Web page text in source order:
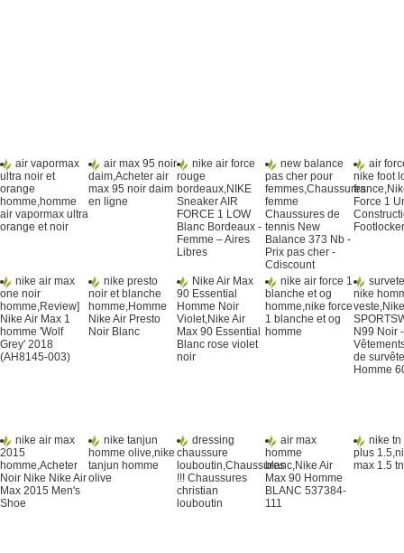
air vapormax
ultra noir et
orange
homme,homme
air vapormax ultra
orange et noir
air max 95 noir
daim,Acheter air
max 95 noir daim
en ligne
nike air force
rouge
bordeaux,NIKE
Sneaker AIR
FORCE 1 LOW
Blanc Bordeaux -
Femme – Aires
Libres
new balance
pas cher pour
femmes,Chaussures
femme
Chaussures de
tennis New
Balance 373 Nb -
Prix pas cher -
Cdiscount
air
nike foot
Force 1
Footlocker
nike air max
one noir
homme,Review]
Nike Air Max 1
homme 'Wolf
Grey' 2018
(AH8145-003)
nike presto
noir et blanche
homme,Homme
Nike Air Presto
Noir Blanc
Nike Air Max
90 Essential
Homme Noir
Violet,Nike Air
Max 90 Essential
Blanc rose violet
noir
nike air force 1
blanche et og
homme,nike force
1 blanche et og
homme
nike
N99 Noir -
de
Homme
nike air max
2015
homme,Acheter
Noir Nike Nike Air
Max 2015 Men's
Shoe
nike tanjun
homme olive,nike
tanjun homme
olive
dressing
chaussure
louboutin,Chaussures
!!! Chaussures
christian
louboutin
air max
homme
blanc,Nike Air
Max 90 Homme
BLANC 537384-
111
nike tn
plus
max 1.5 tn